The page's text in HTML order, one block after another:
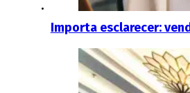
Importa esclarecer: